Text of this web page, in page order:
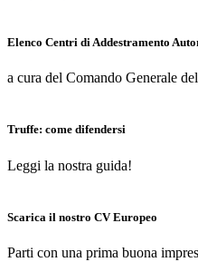
Elenco Centri di Addestramento
a cura del Comando Generale
Truffe: come difendersi
Leggi la nostra guida!
Scarica il nostro CV Europeo
Parti con una prima buona